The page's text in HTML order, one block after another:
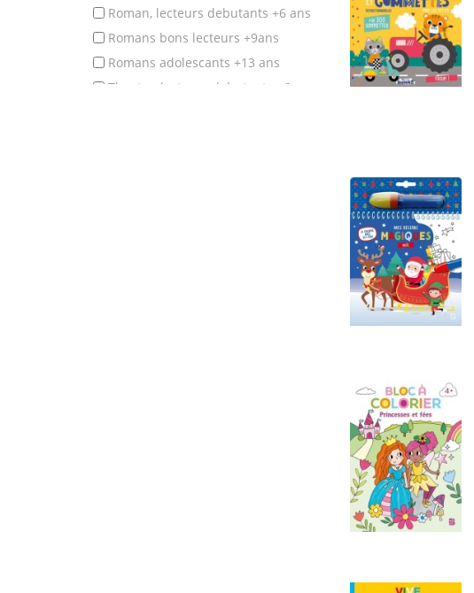
roman, lecteurs debutants +6 ans
romans bons lecteurs +9ans
romans adolescants +13 ans
theatre, lecteurs debutants +6 ans